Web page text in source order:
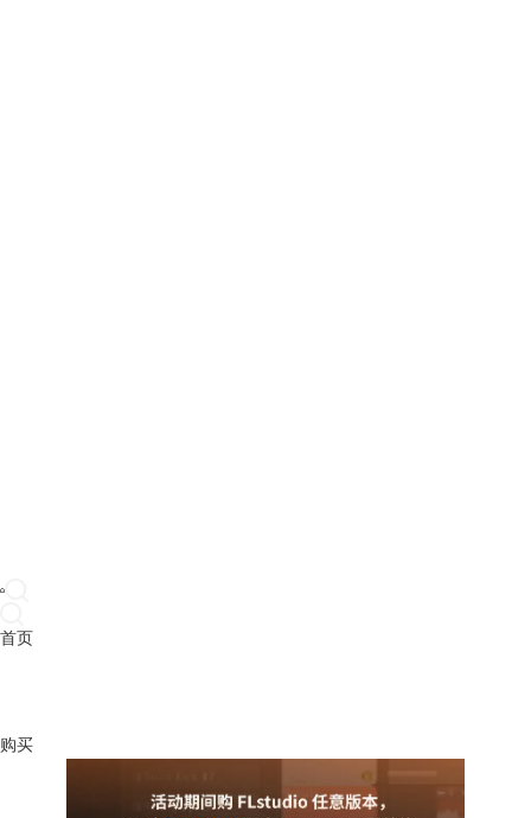
首页
购买